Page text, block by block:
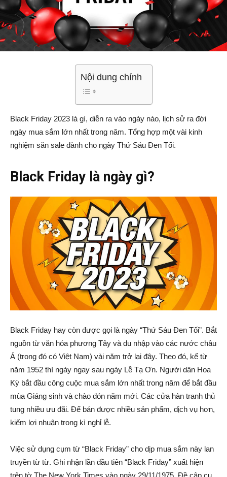
Nội dung chính
Black Friday 2023 là gì, diễn ra vào ngày nào, lịch sử ra đời
ngày mua sắm lớn nhất trong năm. Tổng hợp một vài kinh
nghiệm săn sale dành cho ngày Thứ Sáu Đen Tối.
Black Friday là ngày gì?
Black Friday hay còn được gọi là ngày “Thứ Sáu Đen Tối”. Bắt
nguồn từ văn hóa phương Tây và du nhập vào các nước châu
Á (trong đó có Việt Nam) vài năm trở lại đây. Theo đó, kể từ
năm 1952 thì ngày ngay sau ngày Lễ Tạ Ơn. Người dân Hoa
Kỳ bắt đầu công cuộc mua sắm lớn nhất trong năm để bắt đầu
mùa Giáng sinh và chào đón năm mới. Các cửa hàn tranh thủ
tung nhiều ưu đãi. Để bán được nhiều sản phẩm, dịch vụ hơn,
kiếm lợi nhuận trong kì nghỉ lễ.
Việc sử dụng cụm từ “Black Friday” cho dịp mua sắm này lan
truyền từ từ. Ghi nhận lần đầu tiên “Black Friday” xuất hiện
trên tờ The New York Times vào ngày 29/11/1975. Đề cập cụ